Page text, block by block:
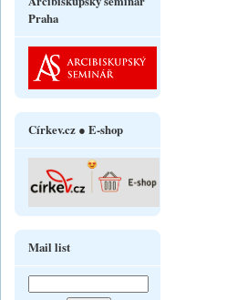
Praha
Církev.cz ● E-shop
Mail list